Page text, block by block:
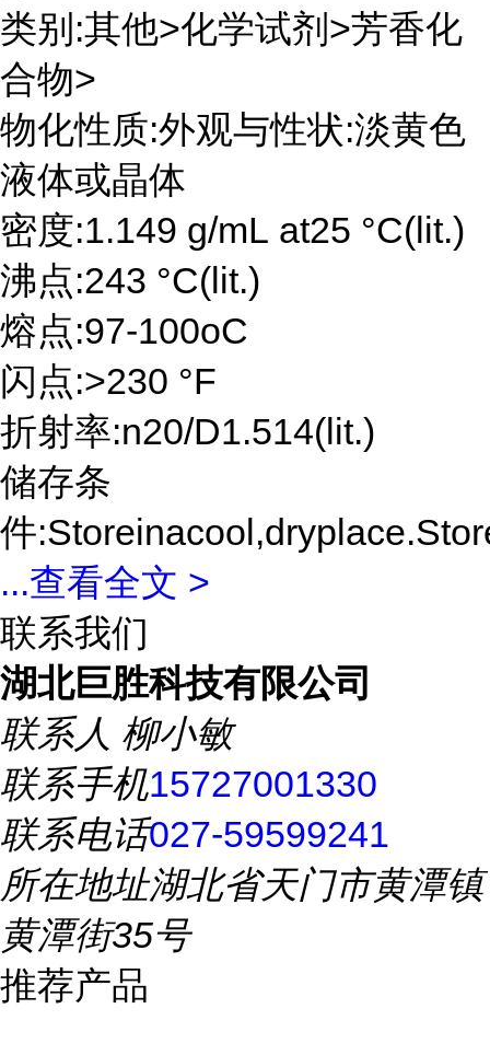
类别:其他>化学试剂>芳香化
合物>
物化性质:外观与性状:淡黄色
液体或晶体
密度:1.149 g/mL at25 °C(lit.)
沸点:243 °C(lit.)
熔点:97-100oC
闪点:>230 °F
折射率:n20/D1.514(lit.)
储存条
件
...查看全文 >
联系我们
湖北巨胜科技有限公司
联系人 柳小敏
联系手机15727001330
联系电话027-59599241
所在地址湖北省天门市黄潭镇
黄潭街35号
推荐产品